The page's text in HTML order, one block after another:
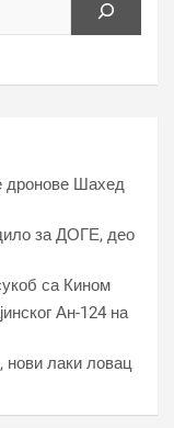
дронове Шахед
за ДОГЕ, део
са Кином
Ан-124 на
нови лаки ловац